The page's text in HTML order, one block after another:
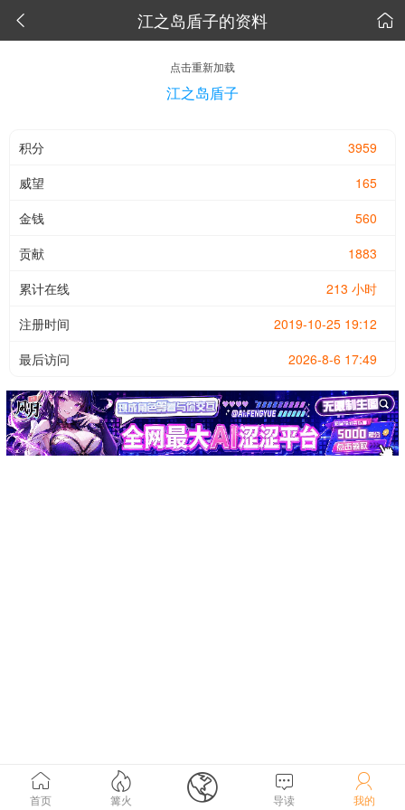
 江之岛盾子的资料 
点击重新加载
江之岛盾子
3959
积分
165
威望
560
金钱
1883
贡献
213 小时
累计在线
2019-10-25 19:12
注册时间
2026-8-6 17:49
最后访问

首页

篝火  
导读

我的